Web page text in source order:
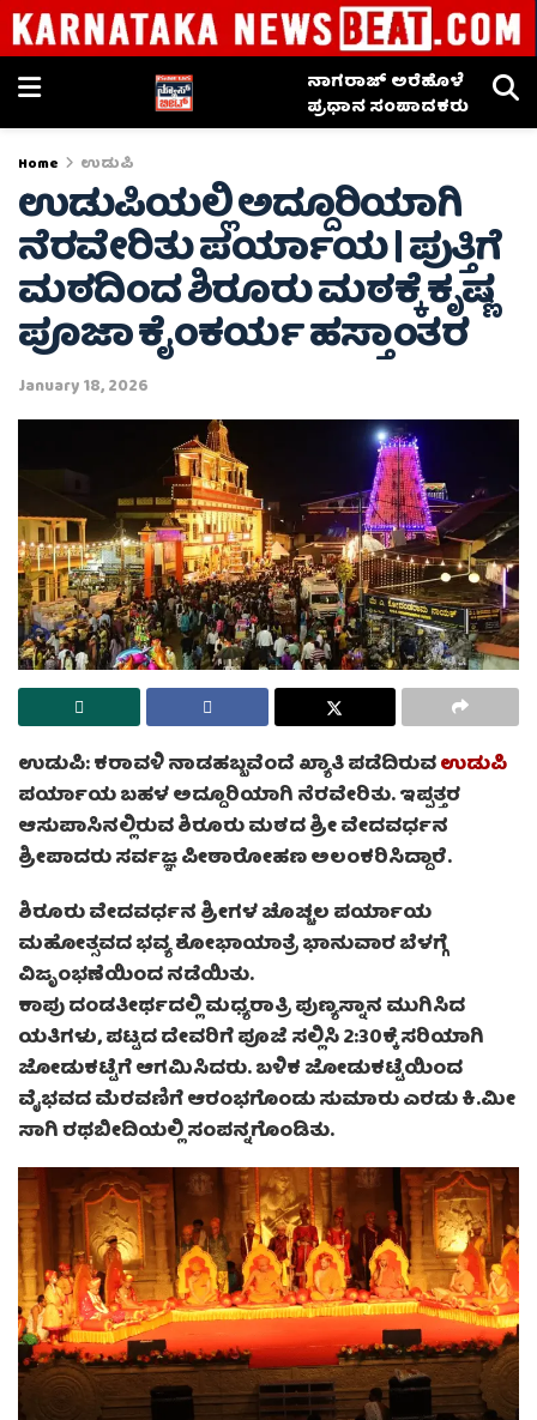
ನಾಗರಾಜ್ ಅರೆಹೊಳೆ
ಪ್ರಧಾನ ಸಂಪಾದಕರು
Home ಉಡುಪಿ
ಉಡುಪಿಯಲ್ಲಿ ಅದ್ದೂರಿಯಾಗಿ
ನೆರವೇರಿತು ಪರ್ಯಾಯ | ಪುತ್ತಿಗೆ
ಮಠದಿಂದ ಶಿರೂರು ಮಠಕ್ಕೆ ಕೃಷ್ಣ
ಪೂಜಾ ಕೈಂಕರ್ಯ ಹಸ್ತಾಂತರ
January 18, 2026
ಉಡುಪಿ: ಕರಾವಳಿ ನಾಡಹಬ್ಬವೆಂದೆ ಖ್ಯಾತಿ ಪಡೆದಿರುವಉಡುಪಿ
ಪರ್ಯಾಯ ಬಹಳ ಅದ್ದೂರಿಯಾಗಿ ನೆರವೇರಿತು. ಇಪ್ಪತ್ತರ
ಆಸುಪಾಸಿನಲ್ಲಿರುವ ಶಿರೂರು ಮಠದ ಶ್ರೀ ವೇದವರ್ಧನ
ಶ್ರೀಪಾದರು ಸರ್ವಜ್ಞ ಪೀಠಾರೋಹಣ ಅಲಂಕರಿಸಿದ್ದಾರೆ.
ಶಿರೂರು ವೇದವರ್ಧನ ಶ್ರೀಗಳ ಚೊಚ್ಚಲ ಪರ್ಯಾಯ
ಮಹೋತ್ಸವದ ಭವ್ಯ ಶೋಭಾಯಾತ್ರೆ ಭಾನುವಾರ ಬೆಳಗ್ಗೆ
ವಿಜೃಂಭಣೆಯಿಂದ ನಡೆಯಿತು.
ಕಾಪು ದಂಡತೀರ್ಥದಲ್ಲಿ ಮಧ್ಯರಾತ್ರಿ ಪುಣ್ಯಸ್ನಾನ ಮುಗಿಸಿದ
ಯತಿಗಳು, ಪಟ್ಟದ ದೇವರಿಗೆ ಪೂಜೆ ಸಲ್ಲಿಸಿ 2:30ಕ್ಕೆ ಸರಿಯಾಗಿ
ಜೋಡುಕಟ್ಟೆಗೆ ಆಗಮಿಸಿದರು. ಬಳಿಕ ಜೋಡುಕಟ್ಟೆಯಿಂದ
ವೈಭವದ ಮೆರವಣಿಗೆ ಆರಂಭಗೊಂಡು ಸುಮಾರು ಎರಡು ಕಿ.ಮೀ
ಸಾಗಿ ರಥಬೀದಿಯಲ್ಲಿ ಸಂಪನ್ನಗೊಂಡಿತು.